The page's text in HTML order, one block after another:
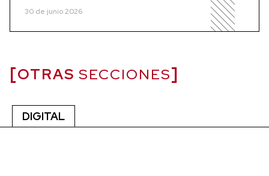
30 de junio 2026
OTRAS SECCIONES
DIGITAL